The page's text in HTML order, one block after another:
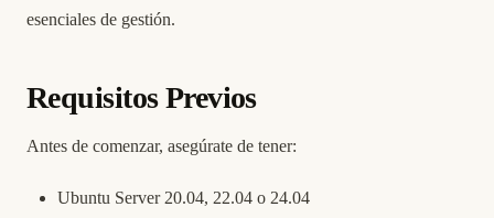
esenciales de gestión.
Requisitos Previos
Antes de comenzar, asegúrate de tener:
Ubuntu Server 20.04, 22.04 o 24.04